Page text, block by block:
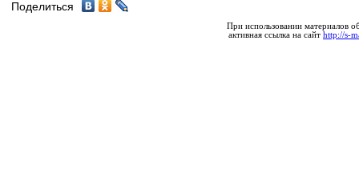
Поделиться
При использовании материалов
активная ссылка на сайт http://s-